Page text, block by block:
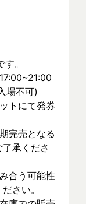
。
場不可)
トにて発券
完売となる
承くださ
合う可能性
さい。